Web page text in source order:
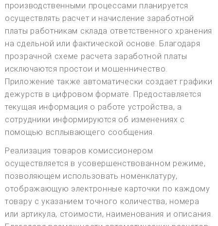
производственными процессами планируется
осуществлять расчет и начисление заработной
платы работникам склада ответственного хранения
на сдельной или фактической основе. Благодаря
прозрачной схеме расчета заработной платы
исключаются простои и мошенничество.
Приложение также автоматически создает графики
дежурств в цифровом формате. Предоставляется
текущая информация о работе устройства, а
сотрудники информируются об изменениях с
помощью всплывающего сообщения.
Реализация товаров комиссионером
осуществляется в усовершенствованном режиме,
позволяющем использовать номенклатуру,
отображающую электронные карточки по каждому
товару с указанием точного количества, номера
или артикула, стоимости, наименования и описания.